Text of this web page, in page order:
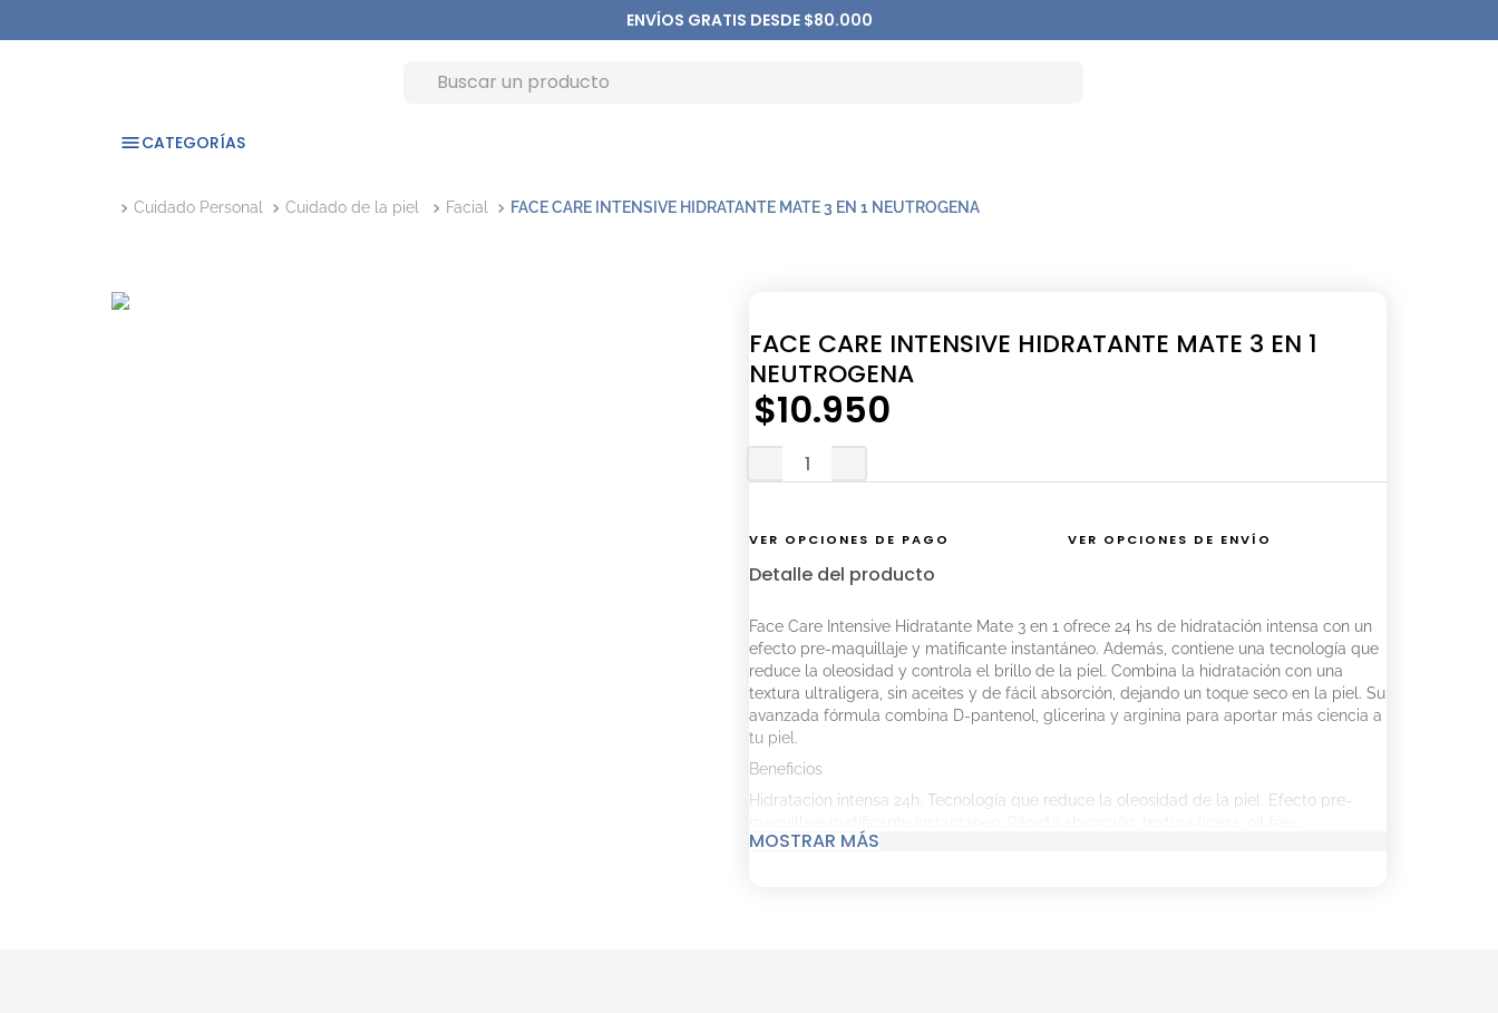
ENVÍOS GRATIS DESDE $80.000
CATEGORÍAS
Cuidado Personal Cuidado de la piel Facial FACE CARE INTENSIVE HIDRATANTE MATE 3 EN 1 NEUTROGENA
FACE CARE INTENSIVE HIDRATANTE MATE 3 EN 1
NEUTROGENA
$10.950
VER OPCIONES DE PAGO VER OPCIONES DE ENVÍO
Detalle del producto
Face Care Intensive Hidratante Mate 3 en 1 ofrece 24 hs de hidratación intensa con un
efecto pre-maquillaje y matificante instantáneo. Además, contiene una tecnología que
reduce la oleosidad y controla el brillo de la piel. Combina la hidratación con una
textura ultraligera, sin aceites y de fácil absorción, dejando un toque seco en la piel. Su
avanzada fórmula combina D-pantenol, glicerina y arginina para aportar más ciencia a
tu piel.
Beneficios
Hidratación intensa 24h. Tecnología que reduce la oleosidad de la piel. Efecto pre-
Modo de uso
MOSTRAR MÁS